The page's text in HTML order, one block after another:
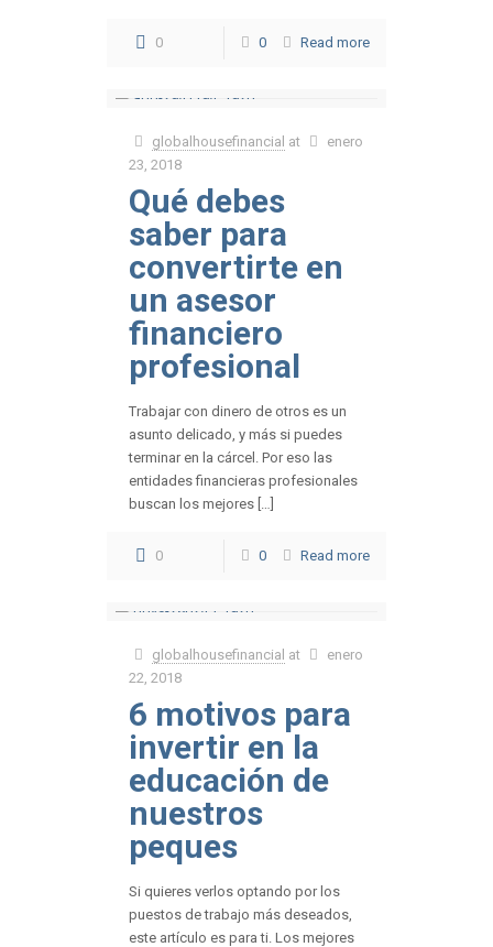
0 0 Read more
globalhousefinancial at
enero
23, 2018
Qué debes
saber para
convertirte en
un asesor
financiero
profesional
Trabajar con dinero de otros es un
asunto delicado, y más si puedes
terminar en la cárcel. Por eso las
entidades financieras profesionales
buscan los mejores […]
0 0 Read more
globalhousefinancial at
enero
22, 2018
6 motivos para
invertir en la
educación de
nuestros
peques
Si quieres verlos optando por los
puestos de trabajo más deseados,
este artículo es para ti. Los mejores